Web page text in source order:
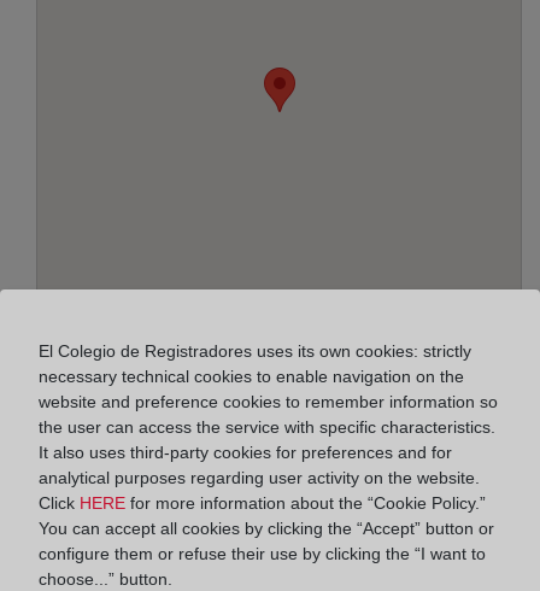
Address:
Arquitecto Morell, 19 - 3º A, 3003
Horario:
De lunes a viernes de 09:00 a 17:00 horas
Agosto: De lunes a viernes de 09:00 a 14:00 horas
Los días 24 y 31 de diciembre de 09:00 a 14:00
El Colegio de Registradores uses its own cookies: strictly
necessary technical cookies to enable navigation on the
website and preference cookies to remember information so
the user can access the service with specific characteristics.
It also uses third-party cookies for preferences and for
analytical purposes regarding user activity on the website.
Click HERE for more information about the “Cookie Policy.”
You can accept all cookies by clicking the “Accept” button or
configure them or refuse their use by clicking the “I want to
choose...” button.